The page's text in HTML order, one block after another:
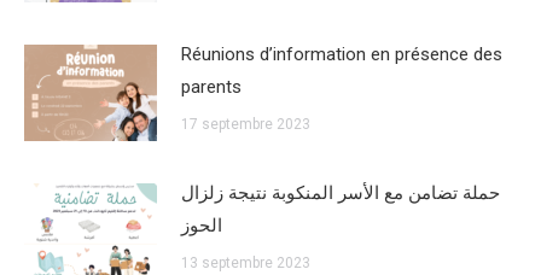
Réunions d’information en présence des
parents
17 septembre 2023
حملة تضامن مع الأسر المنكوبة نتيجة زلزال
الحوز
13 septembre 2023